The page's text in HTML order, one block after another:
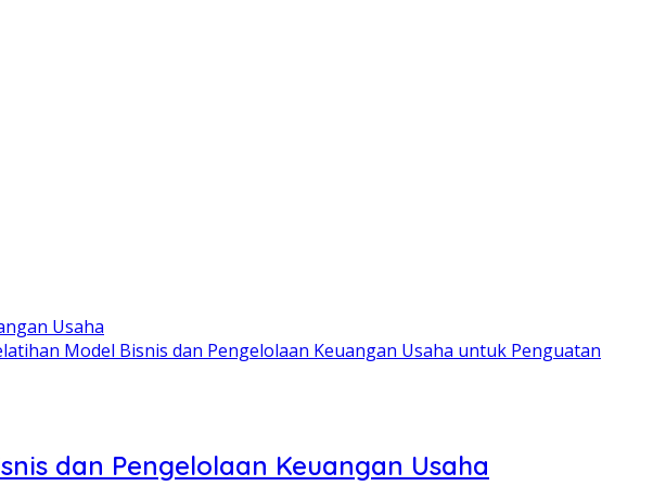
Model Bisnis dan Pengelolaan Keuangan Usaha untuk Penguatan
dan Pengelolaan Keuangan Usaha